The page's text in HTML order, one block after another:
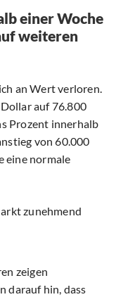
einer Woche
weiteren
an Wert verloren.
auf 76.800
Prozent innerhalb
von 60.000
eine normale
zunehmend
zeigen
darauf hin, dass